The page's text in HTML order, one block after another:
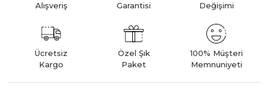
Alışveriş
Garantisi
Değişimi
Ücretsiz
Kargo
Özel Şık
Paket
100% Müşteri
Memnuniyeti